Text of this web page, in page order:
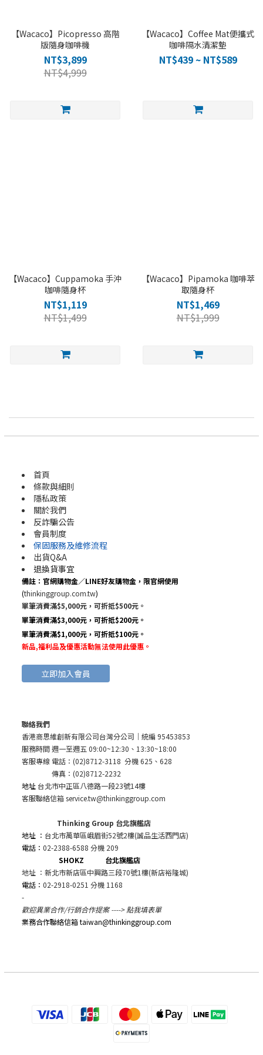
【Wacaco】Picopresso 高階
版隨身咖啡機
NT$3,899
NT$4,999
【Wacaco】Coffee Mat便攜式
咖啡隔水清潔墊
NT$439 ~ NT$589
【Wacaco】Cuppamoka 手沖
咖啡隨身杯
NT$1,119
NT$1,499
【Wacaco】Pipamoka 咖啡萃
取隨身杯
NT$1,469
NT$1,999
首頁
條款與細則
隱私政策
關於我們
反詐騙公告
會員制度
保固服務及維修流程
出貨Q&A
退換貨事宜
備註：官網購物金／LINE好友購物金，限官網使用
(thinkinggroup.com.tw)
單筆消費滿$5,000元，可折抵$500元。
單筆消費滿$3,000元，可折抵$200元。
單筆消費滿$1,000元，可折抵$100元。
新品,福利品及優惠活動無法使用此優惠 。
立即加入會員
聯絡我們
香港商思維創新有限公司台灣分公司 ｜統編 95453853
服務時間 週一至週五 09:00~12:30、13:30~18:00
客服專線 電話：(02)8712-3118 分機 625、628
傳真：(02)8712-2232
地址 台北市中正區八德路一段23號14樓
客服聯絡信箱 service.tw@thinkinggroup.com
Thinking Group 台北旗艦店
地址 ： 台北市萬華區峨眉街52號2樓(誠品生活西門店)
電話： 02-2388-6588 分機 209
SHOKZ 台北旗艦店
地址 ：新北市新店區中興路三段70號1樓(新店裕隆城)
電話： 02-2918-0251 分機 1168
-
歡迎異業合作/行銷合作提案 ---->點我填表單
業務合作聯絡信箱 taiwan@thinkinggroup.com